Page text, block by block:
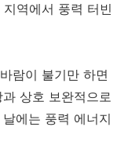
역에서 풍력 터빈
람이 불기만 하면
상호 보완적으로
에는 풍력 에너지